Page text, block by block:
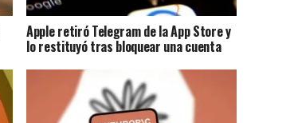
Apple retiró Telegram de la App Store y
lo restituyó tras bloquear una cuenta